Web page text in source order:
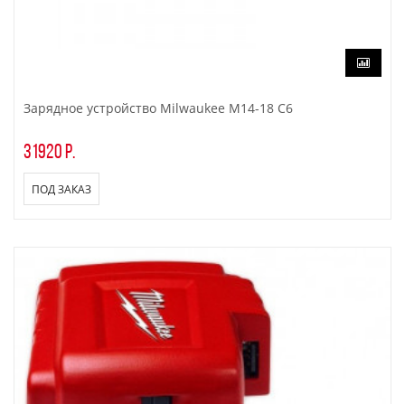
Зарядное устройство Milwaukee M14-18 C6
31920 р.
ПОД ЗАКАЗ